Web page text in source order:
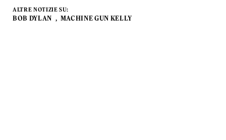
ALTRE NOTIZIE SU:
BOB DYLAN MACHINE GUN KELLY